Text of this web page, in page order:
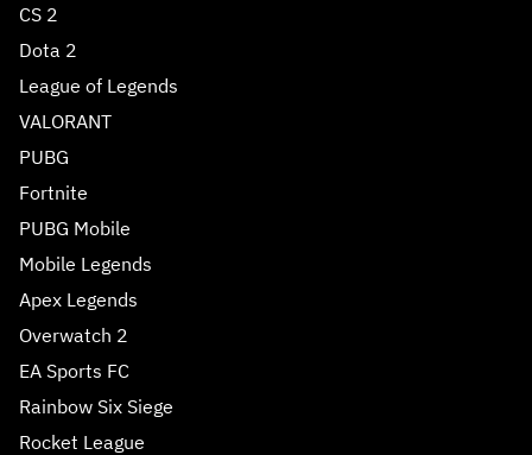
CS 2
Dota 2
League of Legends
VALORANT
PUBG
Fortnite
PUBG Mobile
Mobile Legends
Apex Legends
Overwatch 2
EA Sports FC
Rainbow Six Siege
Rocket League